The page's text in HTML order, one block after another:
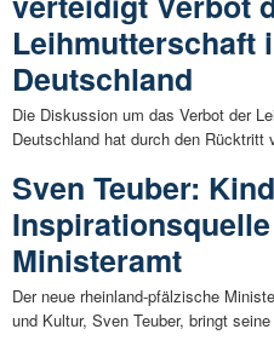
Leihmutterschaft
Deutschland
Die Diskussion um das Verbot der
Deutschland hat durch den Rücktritt
Sven Teuber:
Ministeramt
Der neue rheinland-pfälzische
und Kultur, Sven Teuber, bringt